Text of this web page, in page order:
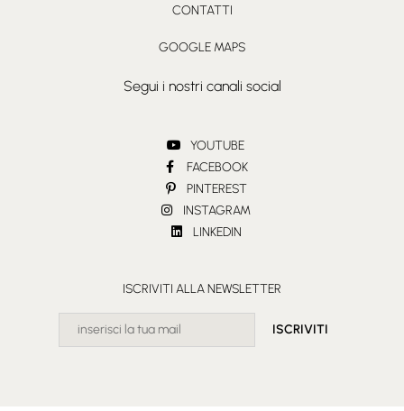
CONTATTI
GOOGLE MAPS
Segui i nostri canali social
YOUTUBE
FACEBOOK
PINTEREST
INSTAGRAM
LINKEDIN
ISCRIVITI ALLA NEWSLETTER